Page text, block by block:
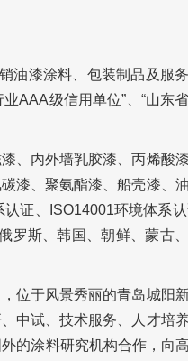
油漆涂料、包装制品及服
AAA级信用单位”、“山东
、内外墙乳胶漆、丙烯酸
漆、聚氨酯漆、船壳漆、
证、ISO14001环境体系
罗斯、韩国、朝鲜、蒙古
位于风景秀丽的青岛城阳
中试、技术服务、人才培
的涂料研究机构合作，向